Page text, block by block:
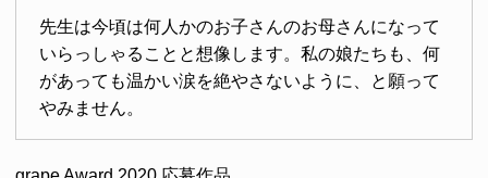
先生は今頃は何人かのお子さんのお母さんになって
いらっしゃることと想像します。私の娘たちも、何
があっても温かい涙を絶やさないように、と願って
やみません。